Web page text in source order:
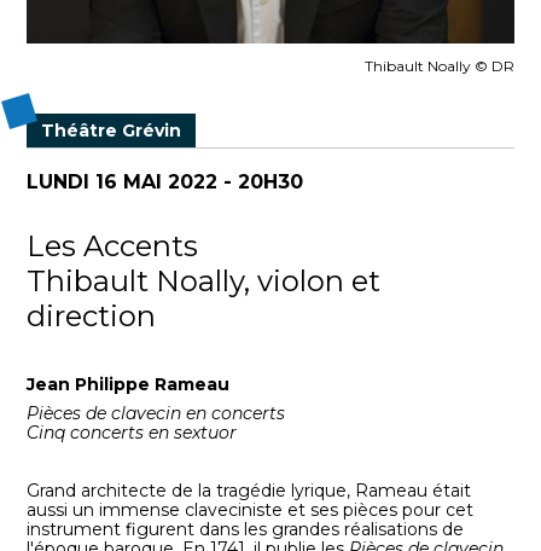
Thibault Noally © DR
Théâtre Grévin
LUNDI 16 MAI 2022 - 20H30
Les Accents
Thibault Noally, violon et
direction
Jean Philippe Rameau
Pièces de clavecin en concerts
Cinq concerts en sextuor
Grand architecte de la tragédie lyrique, Rameau était
aussi un immense claveciniste et ses pièces pour cet
instrument figurent dans les grandes réalisations de